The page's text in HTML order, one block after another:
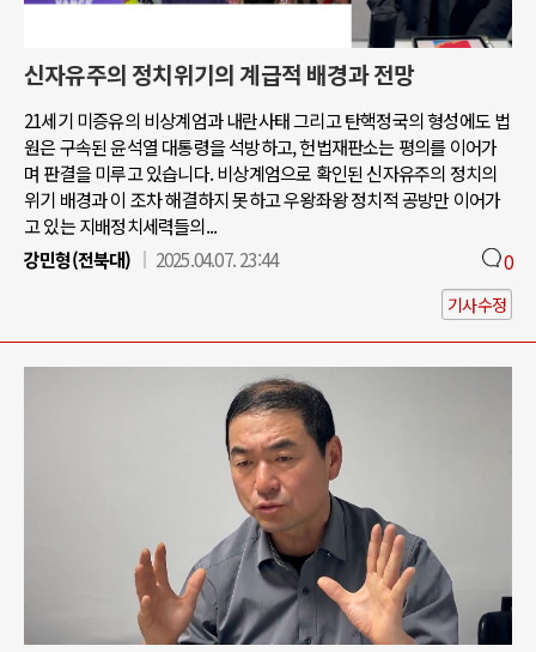
신자유주의 정치위기의 계급적 배경과 전망
21세기 미증유의 비상계엄과 내란사태 그리고 탄핵정국의 형성에도 법
원은 구속된 윤석열 대통령을 석방하고, 헌법재판소는 평의를 이어가
며 판결을 미루고 있습니다. 비상계엄으로 확인된 신자유주의 정치의
위기 배경과 이 조차 해결하지 못하고 우왕좌왕 정치적 공방만 이어가
고 있는 지배정치세력들의...
강민형(전북대)
2025.04.07. 23:44 0
기사수정